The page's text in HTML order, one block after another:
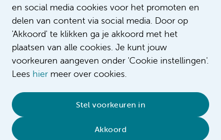
en social media cookies voor het promoten en
delen van content via social media. Door op
'Akkoord' te klikken ga je akkoord met het
plaatsen van alle cookies. Je kunt jouw
voorkeuren aangeven onder 'Cookie instellingen'.
Lees hier meer over cookies.
Stel voorkeuren in
Akkoord
Cookieverklaring • Sitemap